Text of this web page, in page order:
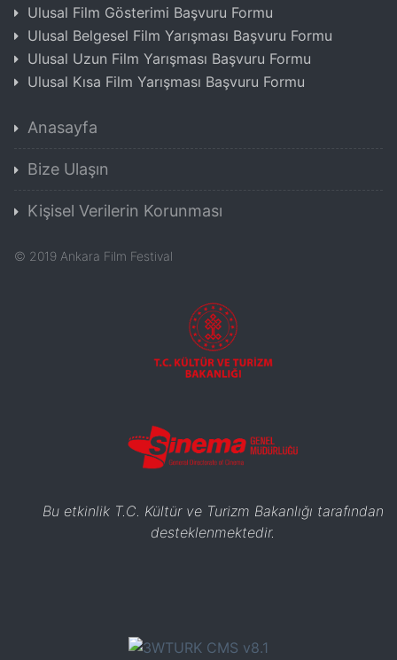
Ulusal Film Gösterimi Başvuru Formu
Ulusal Belgesel Film Yarışması Başvuru Formu
Ulusal Uzun Film Yarışması Başvuru Formu
Ulusal Kısa Film Yarışması Başvuru Formu
Anasayfa
Bize Ulaşın
Kişisel Verilerin Korunması
© 2019 Ankara Film Festival
Bu etkinlik T.C. Kültür ve Turizm Bakanlığı tarafından
desteklenmektedir.